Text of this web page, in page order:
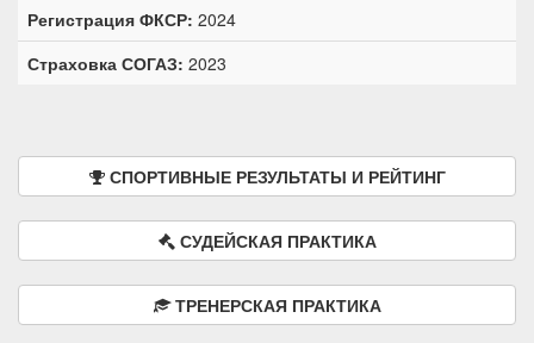
Регистрация ФКСР: 2024
Страховка СОГАЗ: 2023
СПОРТИВНЫЕ РЕЗУЛЬТАТЫ И РЕЙТИНГ
СУДЕЙСКАЯ ПРАКТИКА
ТРЕНЕРСКАЯ ПРАКТИКА